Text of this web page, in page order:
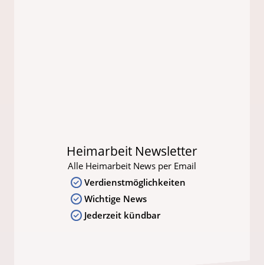
Heimarbeit Newsletter
Alle Heimarbeit News per Email
Verdienstmöglichkeiten
Wichtige News
Jederzeit kündbar